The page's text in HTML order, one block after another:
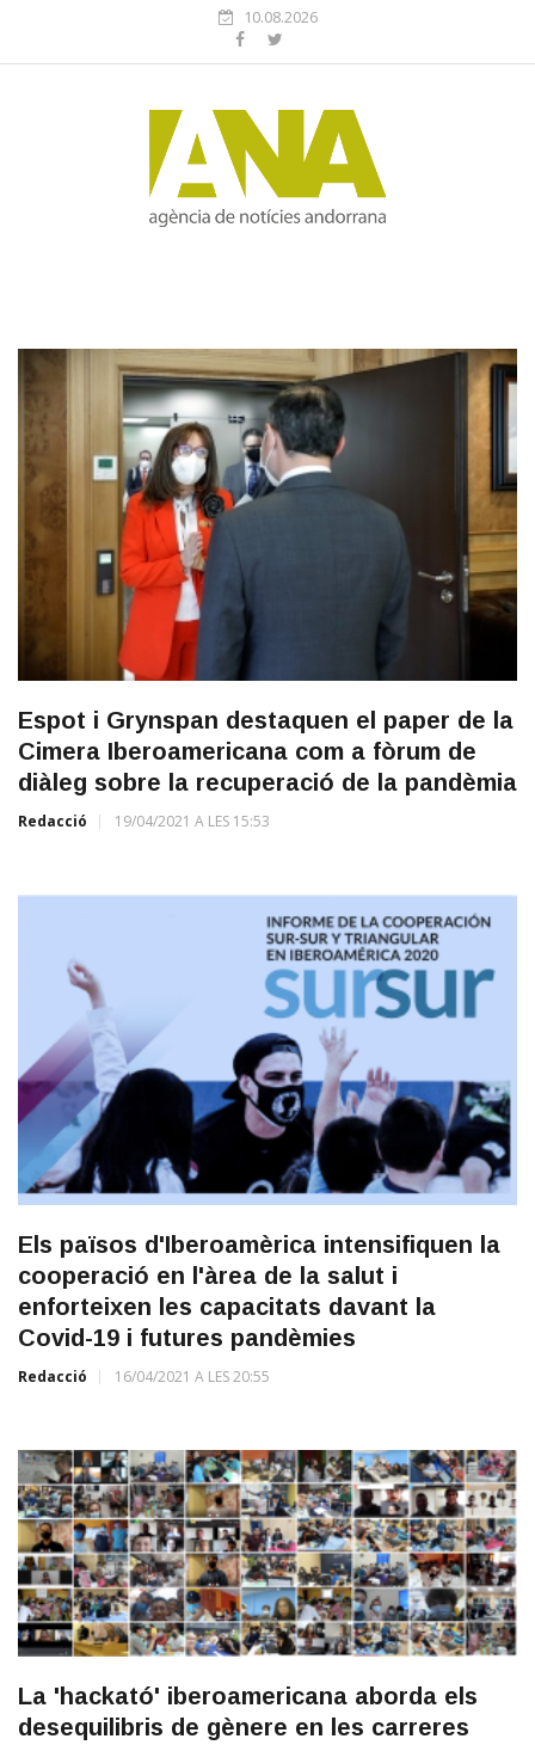
10.08.2026
Espot i Grynspan destaquen el paper de la
Cimera Iberoamericana com a fòrum de
diàleg sobre la recuperació de la pandèmia
Redacció 19/04/2021 A LES 15:53
Els països d'Iberoamèrica intensifiquen la
cooperació en l'àrea de la salut i
enforteixen les capacitats davant la
Covid-19 i futures pandèmies
Redacció 16/04/2021 A LES 20:55
La 'hackató' iberoamericana aborda els
desequilibris de gènere en les carreres